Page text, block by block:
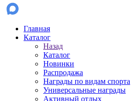
Главная
Каталог
Назад
Каталог
Новинки
Распродажа
Награды по видам спорта
Универсальные награды
Активный отдых